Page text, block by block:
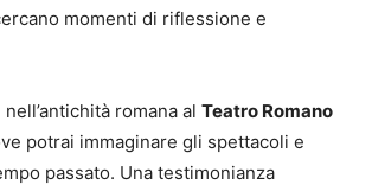
momenti di riflessione e
romana al Teatro Romano
potrai immaginare gli spettacoli e
passato. Una testimonianza